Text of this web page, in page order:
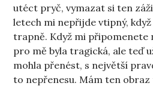
utéct pryč, vymazat si ten
letech mi nepřijde vtipný,
trapně. Když mi připomenete
pro mě byla tragická, ale teď
mohla přenést, s největší
to nepřenesu. Mám ten